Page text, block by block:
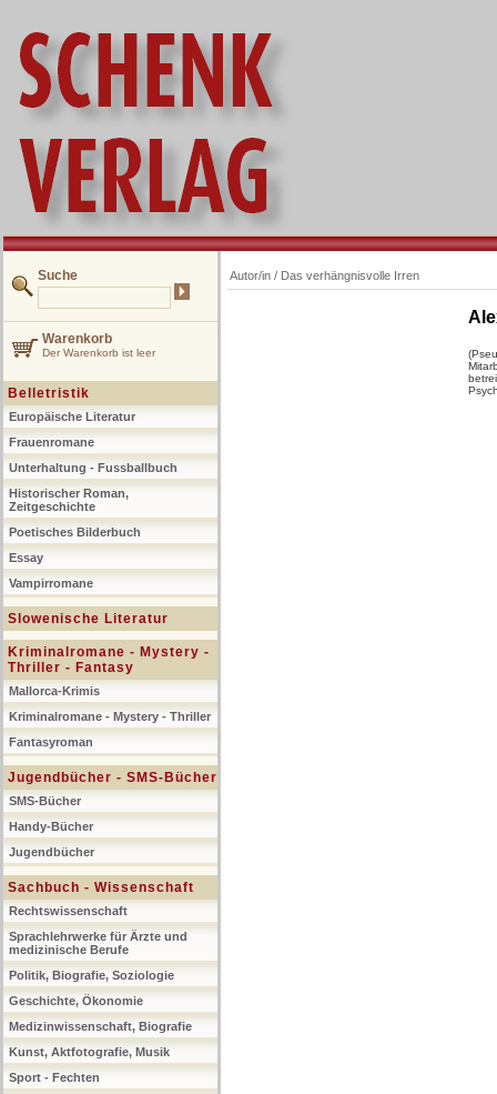
Suche
Warenkorb
Der Warenkorb ist leer
Belletristik
Europäische Literatur
Frauenromane
Unterhaltung - Fussballbuch
Historischer Roman,
Zeitgeschichte
Poetisches Bilderbuch
Essay
Vampirromane
Slowenische Literatur
Kriminalromane - Mystery -
Thriller - Fantasy
Mallorca-Krimis
Kriminalromane - Mystery - Thriller
Fantasyroman
Jugendbücher - SMS-Bücher
SMS-Bücher
Handy-Bücher
Jugendbücher
Sachbuch - Wissenschaft
Rechtswissenschaft
Sprachlehrwerke für Ärzte und
medizinische Berufe
Politik, Biografie, Soziologie
Geschichte, Ökonomie
Medizinwissenschaft, Biografie
Kunst, Aktfotografie, Musik
Sport - Fechten
Autor/in / Das verhängnisvolle Irren